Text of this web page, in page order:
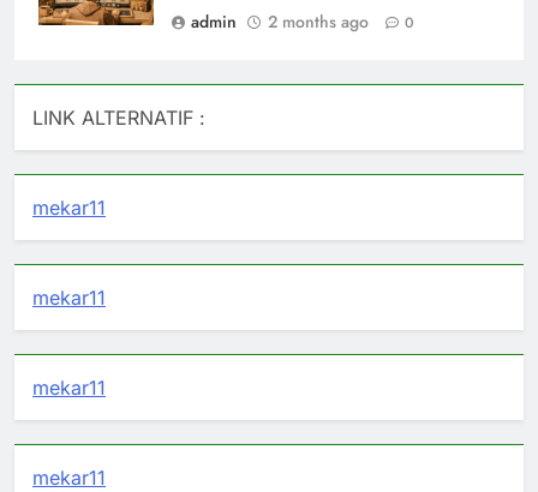
admin
2 months ago 0
LINK ALTERNATIF :
mekar11
mekar11
mekar11
mekar11